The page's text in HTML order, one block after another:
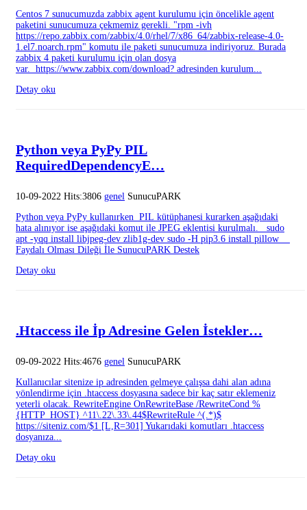
Centos 7 sunucumuzda zabbix agent kurulumu için öncelikle agent
paketini sunucumuza çekmemiz gerekli. "rpm -ivh
https://repo.zabbix.com/zabbix/4.0/rhel/7/x86_64/zabbix-release-4.0-
1.el7.noarch.rpm" komutu ile paketi sunucumuza indiriyoruz. Burada
zabbix 4 paketi kurulumu için olan dosya
var. https://www.zabbix.com/download? adresinden kurulum...
Detay oku
Python veya PyPy PIL
RequiredDependencyE…
10-09-2022 Hits:3806 genel SunucuPARK
Python veya PyPy kullanırken PIL kütüphanesi kurarken aşağıdaki
hata alınıyor ise aşağıdaki komut ile JPEG eklentisi kurulmalı. sudo
apt -yqq install libjpeg-dev zlib1g-dev sudo -H pip3.6 install pillow
Faydalı Olması Dileği İle SunucuPARK Destek
Detay oku
.Htaccess ile İp Adresine Gelen İstekler…
09-09-2022 Hits:4676 genel SunucuPARK
Kullanıcılar sitenize ip adresinden gelmeye çalışsa dahi alan adına
yönlendirme için .htaccess dosyasına sadece bir kaç satır eklemeniz
yeterli olacak. RewriteEngine OnRewriteBase /RewriteCond %
{HTTP_HOST} ^11\.22\.33\.44$RewriteRule ^(.*)$
https://siteniz.com/$1 [L,R=301] Yukarıdaki komutları .htaccess
dosyanıza...
Detay oku